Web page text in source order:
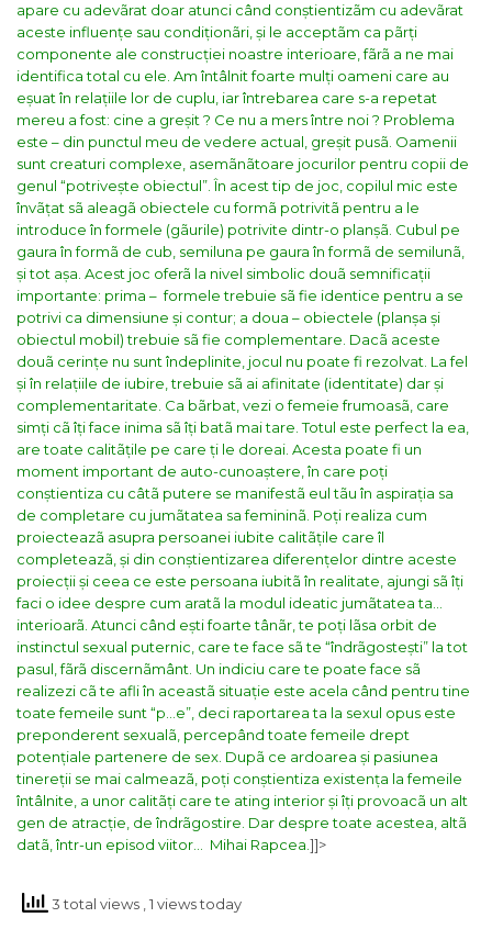
apare cu adevãrat doar atunci când conștientizãm cu adevãrat
aceste influențe sau condiționãri, și le acceptãm ca pãrți
componente ale construcției noastre interioare, fãrã a ne mai
identifica total cu ele. Am întâlnit foarte mulți oameni care au
eșuat în relațiile lor de cuplu, iar întrebarea care s-a repetat
mereu a fost: cine a greșit ? Ce nu a mers între noi ? Problema
este – din punctul meu de vedere actual, greșit pusã. Oamenii
sunt creaturi complexe, asemãnãtoare jocurilor pentru copii de
genul “potrivește obiectul”. În acest tip de joc, copilul mic este
învãțat sã aleagã obiectele cu formã potrivitã pentru a le
introduce în formele (gãurile) potrivite dintr-o planșã. Cubul pe
gaura în formã de cub, semiluna pe gaura în formã de semilunã,
și tot așa. Acest joc oferã la nivel simbolic douã semnificații
importante: prima – formele trebuie sã fie identice pentru a se
potrivi ca dimensiune și contur; a doua – obiectele (planșa și
obiectul mobil) trebuie sã fie complementare. Dacã aceste
douã cerințe nu sunt îndeplinite, jocul nu poate fi rezolvat. La fel
și în relațiile de iubire, trebuie sã ai afinitate (identitate) dar și
complementaritate. Ca bãrbat, vezi o femeie frumoasã, care
simți cã îți face inima sã îți batã mai tare. Totul este perfect la ea,
are toate calitãțile pe care ți le doreai. Acesta poate fi un
moment important de auto-cunoaștere, în care poți
conștientiza cu câtã putere se manifestã eul tãu în aspirația sa
de completare cu jumãtatea sa femininã. Poți realiza cum
proiecteazã asupra persoanei iubite calitãțile care îl
completeazã, și din conștientizarea diferențelor dintre aceste
proiecții și ceea ce este persoana iubitã în realitate, ajungi sã îți
faci o idee despre cum aratã la modul ideatic jumãtatea ta…
interioarã. Atunci când ești foarte tânãr, te poți lãsa orbit de
instinctul sexual puternic, care te face sã te “îndrãgostești” la tot
pasul, fãrã discernãmânt. Un indiciu care te poate face sã
realizezi cã te afli în aceastã situație este acela când pentru tine
toate femeile sunt “p…e”, deci raportarea ta la sexul opus este
preponderent sexualã, percepând toate femeile drept
potențiale partenere de sex. Dupã ce ardoarea și pasiunea
tinereții se mai calmeazã, poți conștientiza existența la femeile
întâlnite, a unor calitãți care te ating interior și îți provoacã un alt
gen de atracție, de îndrãgostire. Dar despre toate acestea, altã
datã, într-un episod viitor…
Mihai Rapcea. ]]>
3 total views , 1 views today